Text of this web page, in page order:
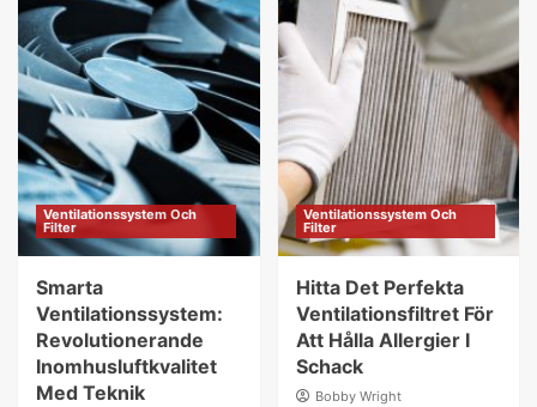
Ventilationssystem Och
Filter
Smarta
Ventilationssystem:
Revolutionerande
Inomhusluftkvalitet
Med Teknik
Ventilationssystem Och
Filter
Hitta Det Perfekta
Ventilationsfiltret För
Att Hålla Allergier I
Schack
Bobby Wright